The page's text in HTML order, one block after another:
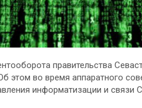
правительства
этом во время аппаратного
информатизации и